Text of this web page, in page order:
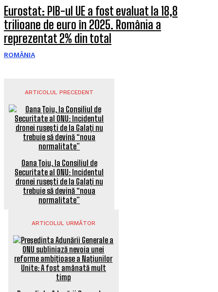
Eurostat: PIB-ul UE a fost evaluat la 18,8
trilioane de euro în 2025. România a
reprezentat 2% din total
ROMÂNIA
ARTICOLUL PRECEDENT
Oana Țoiu, la Consiliul de
Securitate al ONU: Incidentul
dronei rusești de la Galați nu
trebuie să devină “noua
normalitate”
ARTICOLUL URMĂTOR